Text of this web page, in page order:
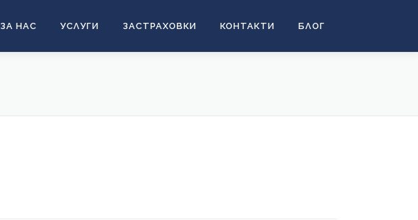
ЗА НАС УСЛУГИ ЗАСТРАХОВКИ КОНТАКТИ БЛОГ